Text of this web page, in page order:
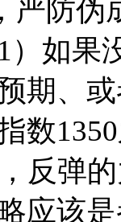
严防
）如果
期、
数
反弹
应该